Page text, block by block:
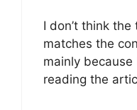
I don’t think
matches the
mainly
reading the